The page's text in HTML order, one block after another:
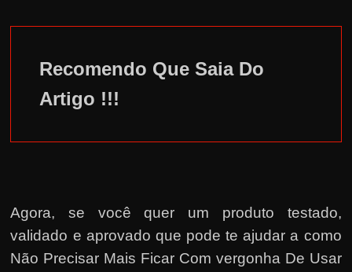
Recomendo Que Saia Do
Artigo !!!
Agora, se você quer um produto testado,
validado e aprovado que pode te ajudar a como
Não Precisar Mais Ficar Com vergonha De Usar